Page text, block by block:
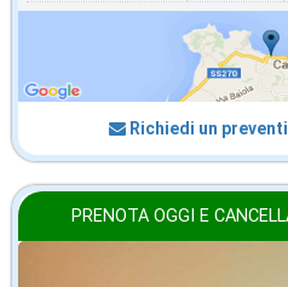
Richiedi un
PRENOTA OGGI E